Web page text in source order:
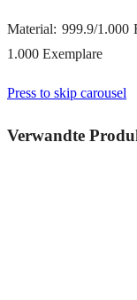
Material: 999.9/
1.000 Exemplare
Press to skip carousel
Verwandte